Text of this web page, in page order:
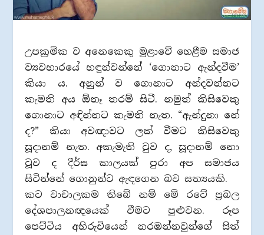
උපක්‍රමික ව අනෙකෙකු මුළාවේ හෙළීම සමාජ
ව්‍යවහාරයේ හඳුන්වන්නේ ‘ගොනාට ඇන්දවීම’
කියා ය. අනුන් ව ගොනාට අන්දවන්නට
කැමති අය ඕනෑ තරම් සිටී. නමුත් කිසිවෙකු
ගොනාට අඳින්නට කැමති නැත. “ඇන්දුනා නේ
ද?” කියා අවඥාවට ලක් වීමට කිසිවෙකු
සූදානම් නැත. අකැමැති වුව ද, සූදානම් නො
වූව ද දීර්ඝ කාලයක් පුරා අප සමාජය
සිටින්නේ ගොනුන්ට ඇඳගෙන බව සත්‍යයකි.
කට වාචාලකම තිබේ නම් මේ රටේ ප්‍රබල
දේශපාලනඥයෙක් වීමට පුළුවන. රූප
පෙට්ටිය අභිරුචියෙන් නරඹන්නවුන්ගේ සිත්